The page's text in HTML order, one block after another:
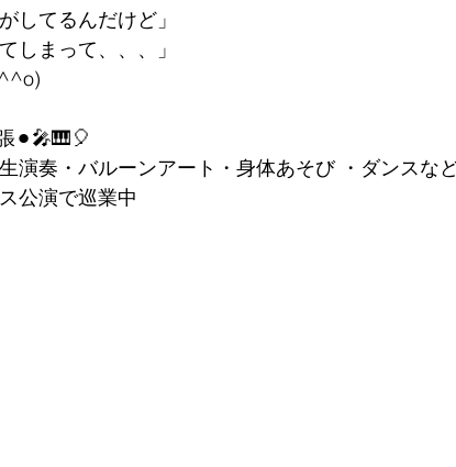
してるんだけど」
しまって、、、」
⚫︎🎤🎹🎈
演奏・バルーンアート・身体あそび ・ダンスな
公演で巡業中